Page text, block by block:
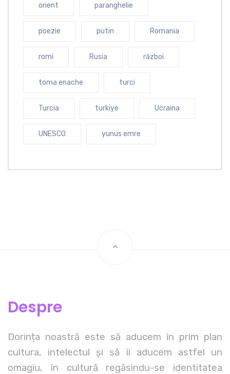
orient paranghelie
poezie putin Romania
romi Rusia război
toma enache turci
Turcia turkiye Ucraina
UNESCO yunus emre
Despre
Dorința noastră este să aducem în prim plan
cultura, intelectul și să îi aducem astfel un
omagiu, în cultură regăsindu-se identitatea